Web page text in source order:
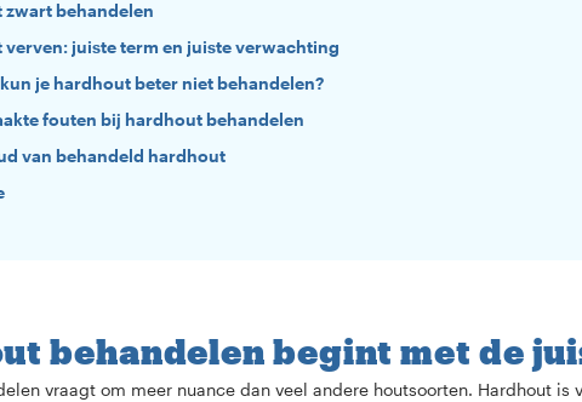
zwart behandelen
verven: juiste term en juiste verwachting
je hardhout beter niet behandelen?
fouten bij hardhout behandelen
van behandeld hardhout
behandelen begint met de
vraagt om meer nuance dan veel andere houtsoorten. Hardhout